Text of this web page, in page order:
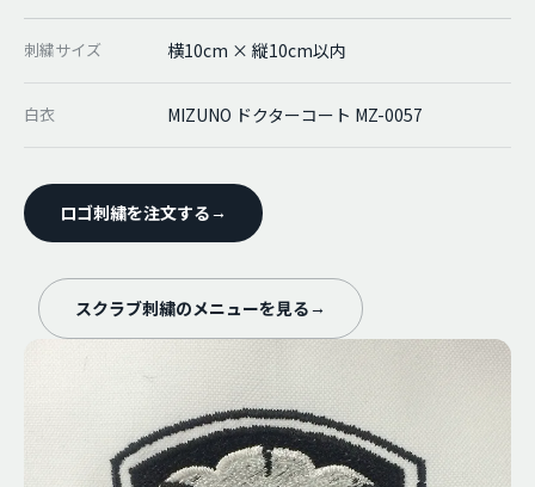
刺繍サイズ 横10cm × 縦10cm以内
白衣 MIZUNO ドクターコート MZ-0057
ロゴ刺繍を注文する →
スクラブ刺繍のメニューを見る →